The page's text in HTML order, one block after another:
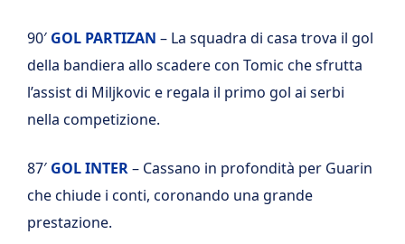
90′ GOL PARTIZAN – La squadra di casa trova il gol
della bandiera allo scadere con Tomic che sfrutta
l’assist di Miljkovic e regala il primo gol ai serbi
nella competizione.
87′ GOL INTER– Cassano in profondità per Guarin
che chiude i conti, coronando una grande
prestazione.